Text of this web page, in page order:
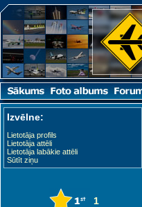
Izvēlne:
Lietotāja profils
Lietotāja attēli
Lietotāja labākie attēli
Sūtīt ziņu
1